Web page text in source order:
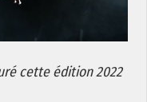
cette édition 2022